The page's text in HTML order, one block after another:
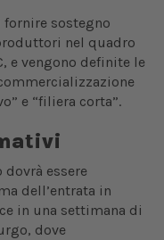
sostegno
nel quadro
e vengono definite le
e “filiera corta”.
essere
dell’entrata in
in una settimana di
dove